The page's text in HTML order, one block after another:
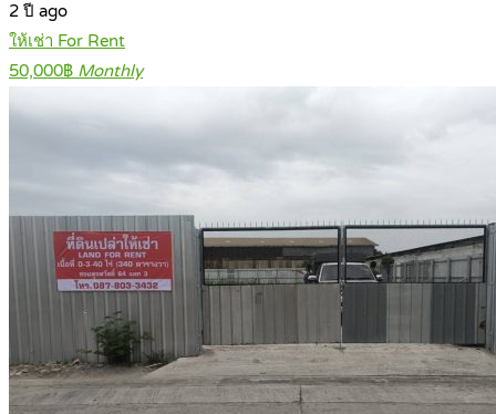
2 ปี ago
ให้เช่า For Rent
50,000฿ Monthly